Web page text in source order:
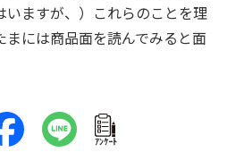
いますが、）これらのことを理
には商品面を読んでみると面
ｱﾝｹｰﾄ